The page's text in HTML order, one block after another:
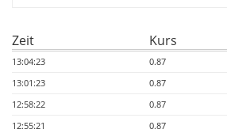
Zeit Kurs
13:04:23
0.87
13:01:23
0.87
12:58:22
0.87
12:55:21
0.87